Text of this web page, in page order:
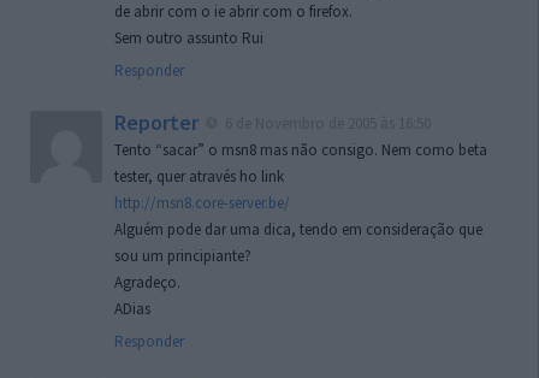
de abrir com o ie abrir com o firefox.
Sem outro assunto Rui
Responder
Reporter
Tento “sacar” o msn8 mas não consigo. Nem como beta
tester, quer através ho link
http://msn8.core-server.be/
Alguém pode dar uma dica, tendo em consideração que
sou um principiante?
Agradeço.
ADias
Responder